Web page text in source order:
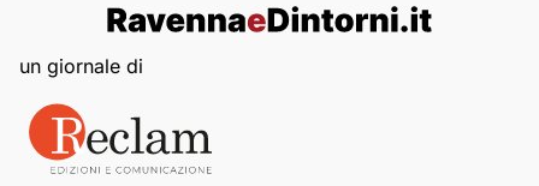
un giornale di